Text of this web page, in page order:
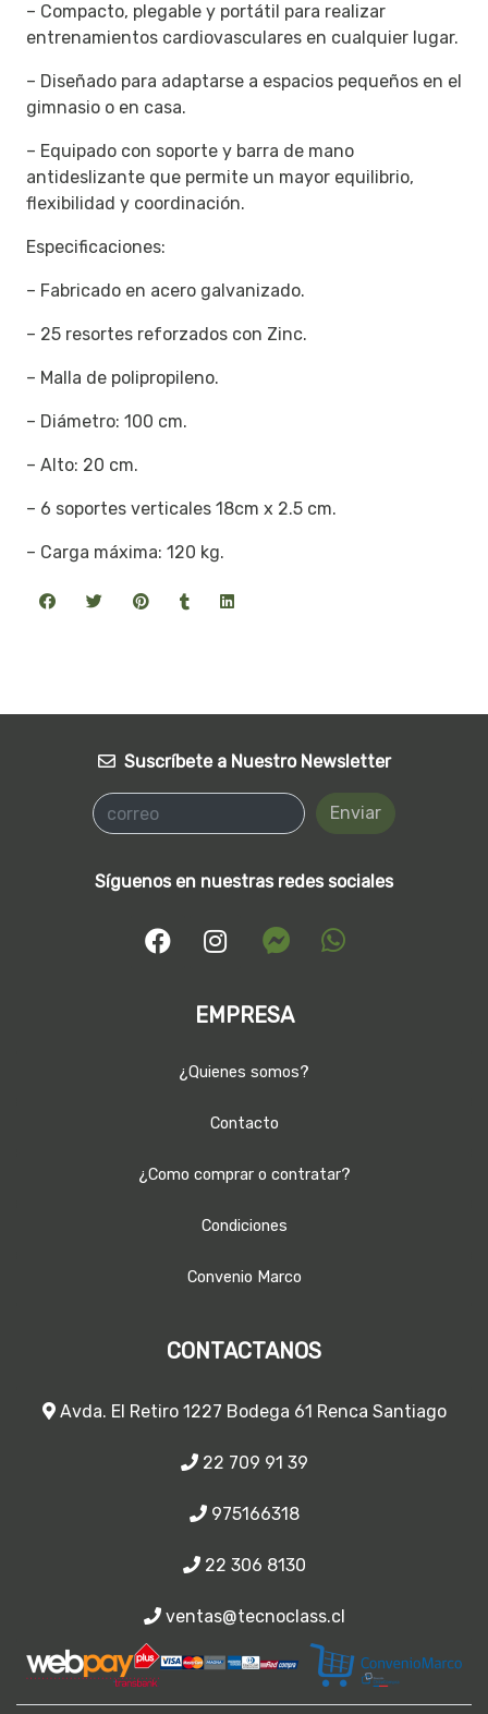
– Compacto, plegable y portátil para realizar
entrenamientos cardiovasculares en cualquier lugar.
– Diseñado para adaptarse a espacios pequeños en el
gimnasio o en casa.
– Equipado con soporte y barra de mano
antideslizante que permite un mayor equilibrio,
flexibilidad y coordinación.
Especificaciones:
– Fabricado en acero galvanizado.
– 25 resortes reforzados con Zinc.
– Malla de polipropileno.
– Diámetro: 100 cm.
– Alto: 20 cm.
– 6 soportes verticales 18cm x 2.5 cm.
– Carga máxima: 120 kg.
Suscríbete a Nuestro Newsletter
Enviar
Síguenos en nuestras redes sociales
EMPRESA
¿Quienes somos?
Contacto
¿Como comprar o contratar?
Condiciones
Convenio Marco
CONTACTANOS
Avda. El Retiro 1227 Bodega 61 Renca Santiago
22 709 91 39
975166318
22 306 8130
ventas@tecnoclass.cl